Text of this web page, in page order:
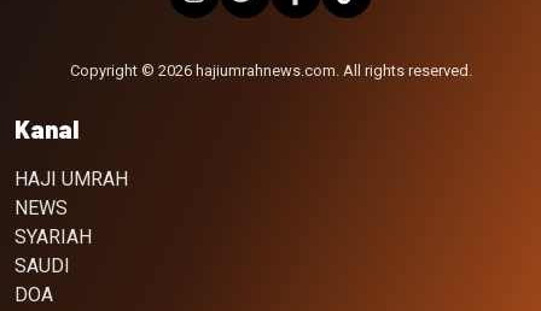
Copyright © 2026 hajiumrahnews.com. All rights reserved.
Kanal
HAJI UMRAH
NEWS
SYARIAH
SAUDI
DOA